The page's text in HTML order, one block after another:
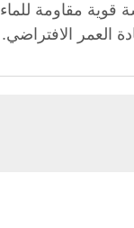
قوية مقاومة للماء
العمر الافتراضي.